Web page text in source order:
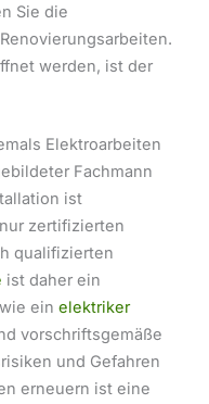
Sie die
werden, ist der
Elektroarbeiten
Fachmann
ist
zertifizierten
qualifizierten
ist daher ein
ein elektriker
vorschriftsgemäße
und Gefahren
erneuern ist eine